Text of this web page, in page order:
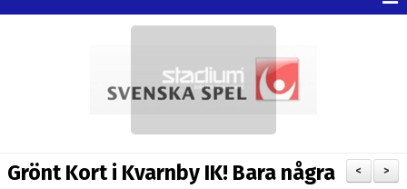
>
<
Grönt Kort i Kvarnby IK! Bara några